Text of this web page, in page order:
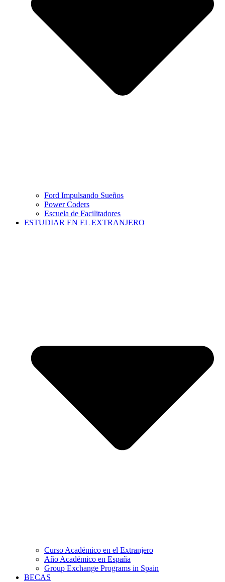
Ford Impulsando Sueños
Power Coders
Escuela de Facilitadores
ESTUDIAR EN EL EXTRANJERO
Curso Académico en el Extranjero
Año Académico en España
Group Exchange Programs in Spain
BECAS